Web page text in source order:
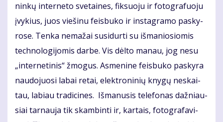
nin­kų in­ter­ne­to sve­tai­nes, fik­suo­ju ir fo­to­gra­fuo­ju
įvy­kius, juos vie­ši­nu feis­bu­ko ir ins­tag­ra­mo pa­sky­
ro­se. Ten­ka ne­ma­žai su­si­dur­ti su iš­ma­nio­sio­mis
tech­no­lo­gi­jo­mis dar­be. Vis dėl­to ma­nau, jog ne­su
„in­ter­ne­ti­nis“ žmo­gus. As­me­ni­ne feis­bu­ko pa­sky­ra
nau­do­juo­si la­bai re­tai, elek­tro­ni­nių kny­gų ne­skai­
tau, la­biau tra­di­ci­nes. Iš­ma­nu­sis te­le­fo­nas daž­niau­
siai tar­nau­ja tik skam­bin­ti ir, kar­tais, fo­to­gra­fa­vi­